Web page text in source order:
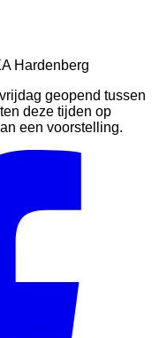
Hardenberg
geopend tussen
deze tijden op
een voorstelling.